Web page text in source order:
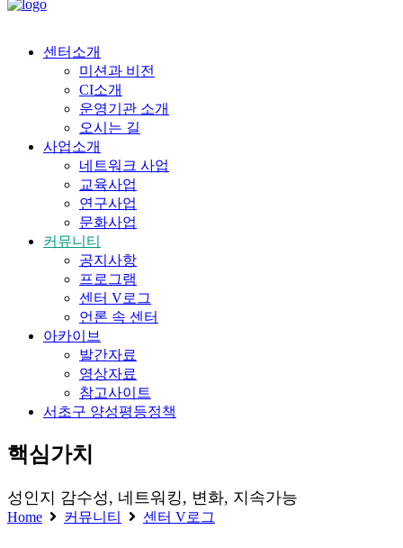
센터소개
미션과 비전
CI소개
운영기관 소개
오시는 길
사업소개
네트워크 사업
교육사업
연구사업
문화사업
커뮤니티
공지사항
프로그램
센터 V로그
언론 속 센터
아카이브
발간자료
영상자료
참고사이트
서초구 양성평등정책
핵심가치
성인지 감수성, 네트워킹, 변화, 지속가능
Home 커뮤니티 센터 V로그